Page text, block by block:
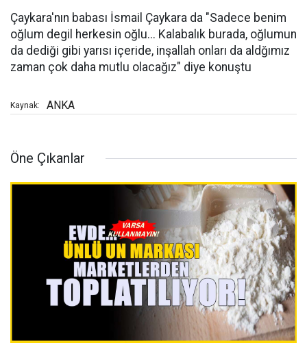
Çaykara'nın babası İsmail Çaykara da "Sadece benim
oğlum degil herkesin oğlu... Kalabalık burada, oğlumun
da dediği gibi yarısı içeride, inşallah onları da aldğımız
zaman çok daha mutlu olacağız" diye konuştu
Kaynak: ANKA
Öne Çıkanlar